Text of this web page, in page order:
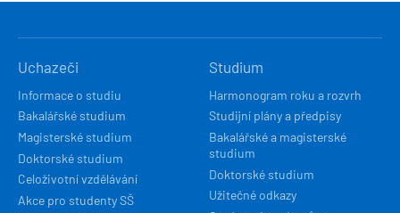
NAVIGACE
Uchazeči
Informace o studiu
Bakalářské studium
Magisterské studium
Doktorské studium
Celoživotní vzdělávání
Akce pro studenty SŠ
Studium
Harmonogram roku a rozvrh
Studijní plány a předpisy
Bakalářské a magisterské
studium
Doktorské studium
Užitečné odkazy